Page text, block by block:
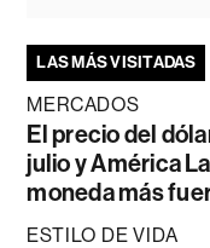
LAS MÁS VISITADAS
MERCADOS
El precio del
julio y América
moneda más
ESTILO DE VIDA